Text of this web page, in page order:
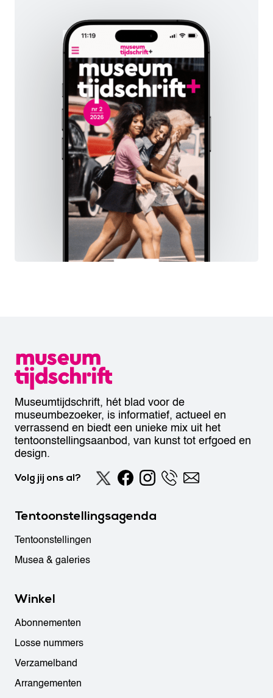
Museumtijdschrift, hét blad voor de
museumbezoeker, is informatief, actueel en
verrassend en biedt een unieke mix uit het
tentoonstellingsaanbod, van kunst tot erfgoed en
design.
Volg jij ons al?
Tentoonstellingsagenda
Tentoonstellingen
Musea & galeries
Winkel
Abonnementen
Losse nummers
Verzamelband
Arrangementen